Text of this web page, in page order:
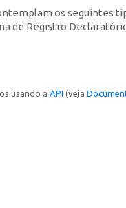
os seguintes
de Registro
usando a API (veja